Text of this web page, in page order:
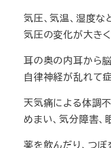
気圧、気温、湿度
気圧の変化が大き
耳の奥の内耳から
自律神経が乱れて
天気痛による体調
めまい、気分障害
薬を飲んだり、つぼ